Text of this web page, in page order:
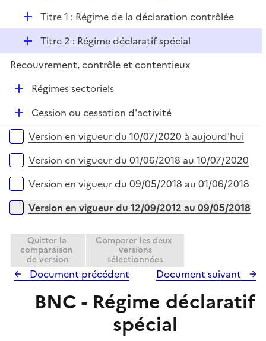
e
r
p
l
i
e
D
é
i
e
Titre 1 : Régime de la déclaration contrôlée
D
é
p
l
e
r
Titre 2 : Régime déclaratif spécial
Recouvrement, contrôle et contentieux
D
e
Régimes sectoriels
D
é
p
e
Cession ou cessation d'activité
Versions sur la période
Version en vigueur du 10/07/2020 à aujourd'hui
Version en vigueur du 01/06/2018 au 10/07/2020
Version en vigueur du 09/05/2018 au 01/06/2018
Version en vigueur du 12/09/2012 au 09/05/2018
Quitter la
comparaison
de version
Comparer les deux
versions
sélectionnées
Document précédent Document suivant
BNC - Régime déclaratif
spécial